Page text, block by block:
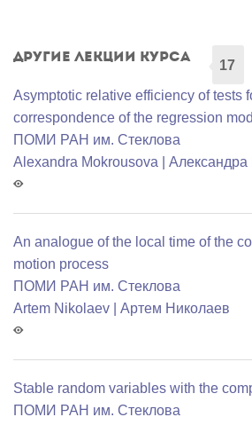
Другие лекции курса
17
Asymptotic relative efficiency of tests
correspondence of the regression
ПОМИ РАН им. Стеклова
Alexandra Mokrousova | Александра
An analogue of the local time of the
motion process
ПОМИ РАН им. Стеклова
Artem Nikolaev | Артем Николаев
Stable random variables with the
ПОМИ РАН им. Стеклова